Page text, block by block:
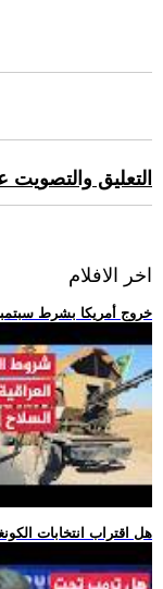
التعليق
اخر الافلام
.. خروج أمريكا بشرط
.. هل اقتراب انتخابات